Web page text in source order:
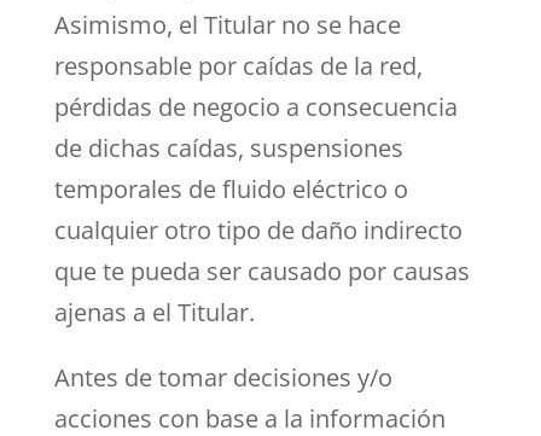
Asimismo, el Titular no se hace
responsable por caídas de la red,
pérdidas de negocio a consecuencia
de dichas caídas, suspensiones
temporales de fluido eléctrico o
cualquier otro tipo de daño indirecto
que te pueda ser causado por causas
ajenas a el Titular.
Antes de tomar decisiones y/o
acciones con base a la información